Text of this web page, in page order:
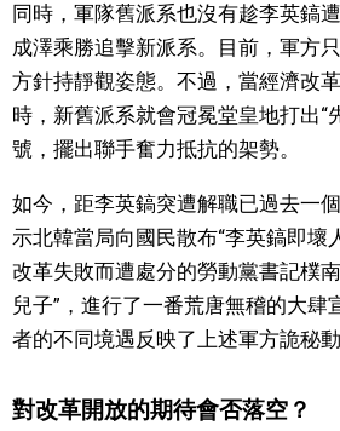
同時，軍隊舊派系也沒有趁李英鎬
成澤乘勝追擊新派系。目前，軍方
方針持靜觀姿態。不過，當經濟改
時，新舊派系就會冠冕堂皇地打出“
號，擺出聯手奮力抵抗的架勢。
如今，距李英鎬突遭解職已過去一
示北韓當局向國民散布“李英鎬即壞
改革失敗而遭處分的勞動黨書記樸
兒子”，進行了一番荒唐無稽的大肆
者的不同境遇反映了上述軍方詭秘動
對改革開放的期待會否落空？